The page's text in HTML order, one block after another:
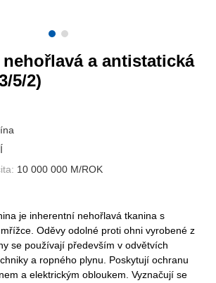
a antistatická
5/2)
10 000 000 M/ROK
je inherentní nehořlavá tkanina s
Oděvy odolné proti ohni vyrobené z
se používají především v odvětvích
a ropného plynu. Poskytují ochranu
a elektrickým obloukem. Vyznačují se